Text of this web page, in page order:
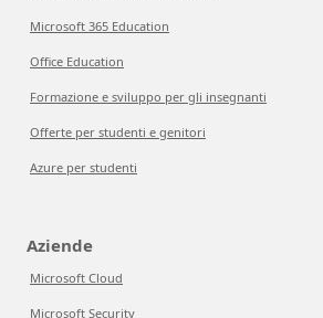
Microsoft 365 Education
Office Education
Formazione e sviluppo per gli insegnanti
Offerte per studenti e genitori
Azure per studenti
Aziende
Microsoft Cloud
Microsoft Security